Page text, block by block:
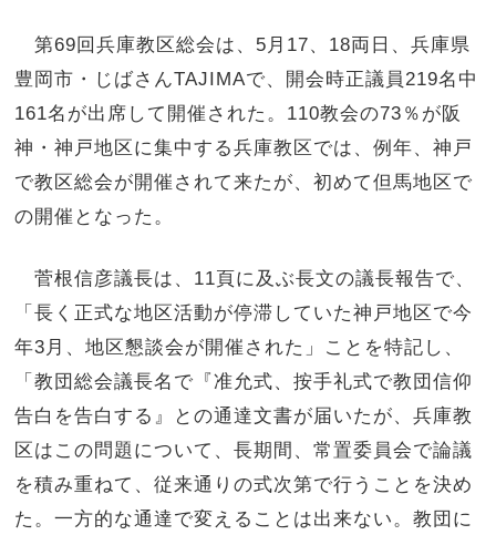
第69回兵庫教区総会は、5月17、18両日、兵庫県
豊岡市・じばさんTAJIMAで、開会時正議員219名中
161名が出席して開催された。110教会の73％が阪
神・神戸地区に集中する兵庫教区では、例年、神戸
で教区総会が開催されて来たが、初めて但馬地区で
の開催となった。
菅根信彦議長は、11頁に及ぶ長文の議長報告で、
「長く正式な地区活動が停滞していた神戸地区で今
年3月、地区懇談会が開催された」ことを特記し、
「教団総会議長名で『准允式、按手礼式で教団信仰
告白を告白する』との通達文書が届いたが、兵庫教
区はこの問題について、長期間、常置委員会で論議
を積み重ねて、従来通りの式次第で行うことを決め
た。一方的な通達で変えることは出来ない。教団に